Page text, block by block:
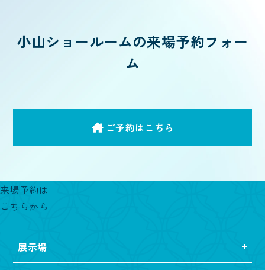
小山ショールームの来場予約フォー
ム
ご予約はこちら
来場予約は
こちらから
展示場